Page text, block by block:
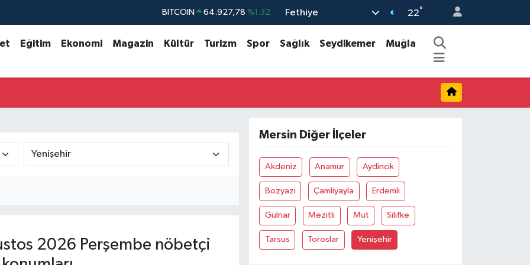
BITCOIN 64.927,78 %1.32
STERLİN 64,1581 %0.16
Fethiye 22°
Eğitim Ekonomi Magazin Kültür Turizm Spor Sağlık Seydikemer
Muğla
2026 Perşembe nöbetçi
Mersin Diğer İlçeler
Akdeniz Anamur Aydincik
Bozyazi Çamliyayla Erdemli
Gülnar Mezitli Mut Silifke
Tarsus Toroslar Yenişehir